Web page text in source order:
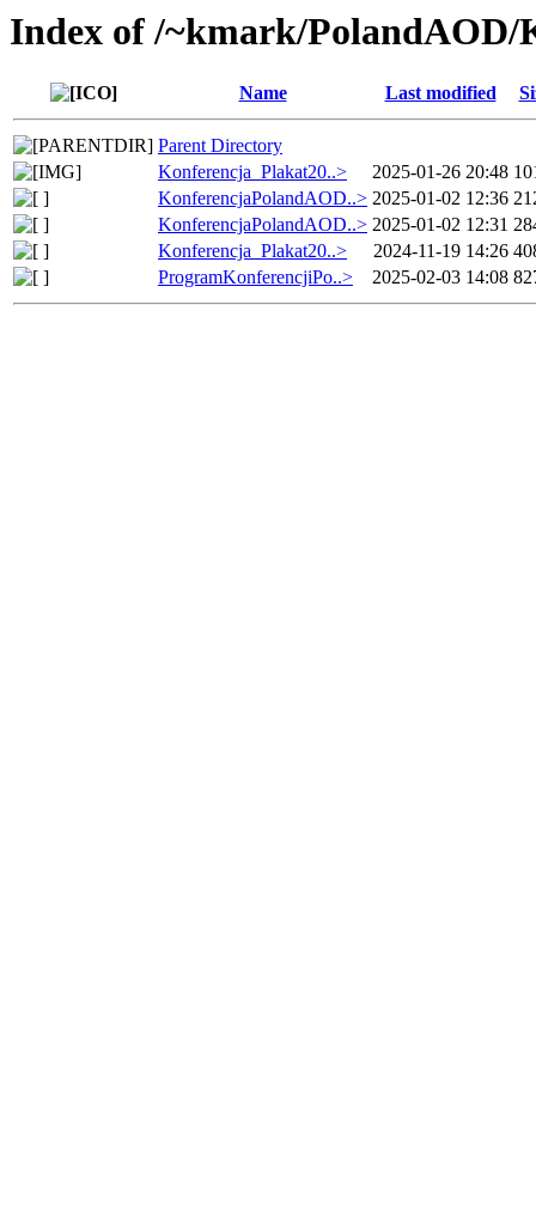
Index of /~kmark/PolandAOD/
Name Last modified
Parent Directory
Konferencja_Plakat20..>
2025-01-26 20:48
KonferencjaPolandAOD..> 2025-01-02 12:36
KonferencjaPolandAOD..> 2025-01-02 12:31
Konferencja_Plakat20..>
2024-11-19 14:26
ProgramKonferencjiPo..>
2025-02-03 14:08